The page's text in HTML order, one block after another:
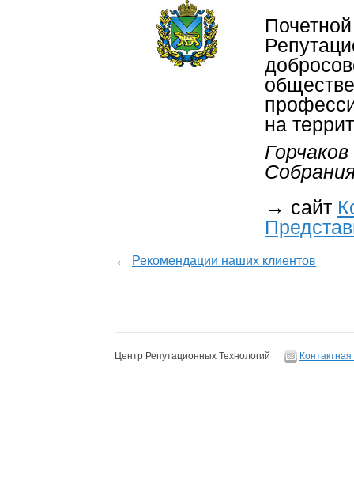
на
→ сайт
← Рекомендации наших клиентов
Центр Репутационных Технологий